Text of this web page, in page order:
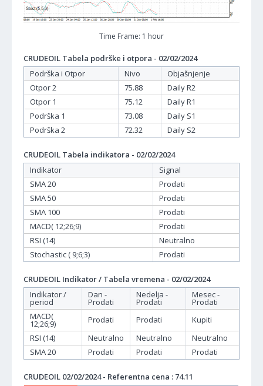
Time Frame: 1 hour
CRUDEOIL Tabela podrške i otpora - 02/02/2024
Podrška i Otpor
Nivo
Objašnjenje
Otpor 2
75.88
Daily R2
Otpor 1
75.12
Daily R1
Podrška 1
73.08
Daily S1
Podrška 2
72.32 Daily S2
CRUDEOIL Tabela indikatora - 02/02/2024
Indikator
Signal
SMA 20
Prodati
SMA 50
Prodati
SMA 100
Prodati
MACD( 12;26;9)
Prodati
RSI (14)
Neutralno
Stochastic ( 9;6;3)
Prodati
CRUDEOIL Indikator / Tabela vremena - 02/02/2024
Indikator /
period
Dan -
Prodati
Nedelja -
Prodati
Mesec -
Prodati
MACD(
12;26;9) Prodati Prodati
Kupiti
RSI (14)
Neutralno Neutralno
Neutralno
SMA 20
Prodati Prodati Prodati
CRUDEOIL 02/02/2024 - Referentna cena : 74.11